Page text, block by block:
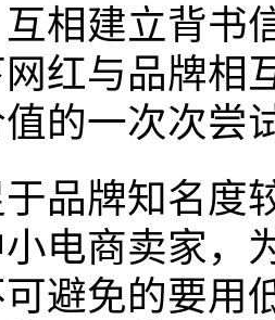
相建立背书
红与品牌相
的一次次尝
品牌知名度
电商卖家，
避免的要用